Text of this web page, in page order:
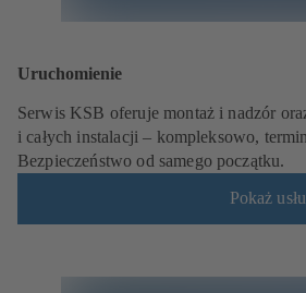
Uruchomienie
Serwis KSB oferuje montaż i nadzór
i całych instalacji – kompleksowo,
Bezpieczeństwo od samego początku.
Pokaż